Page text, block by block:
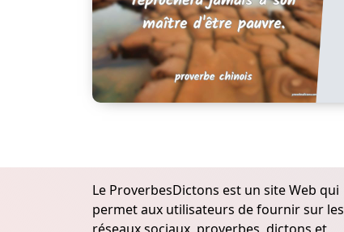
Le ProverbesDictons est un site Web qui
permet aux utilisateurs de fournir sur les